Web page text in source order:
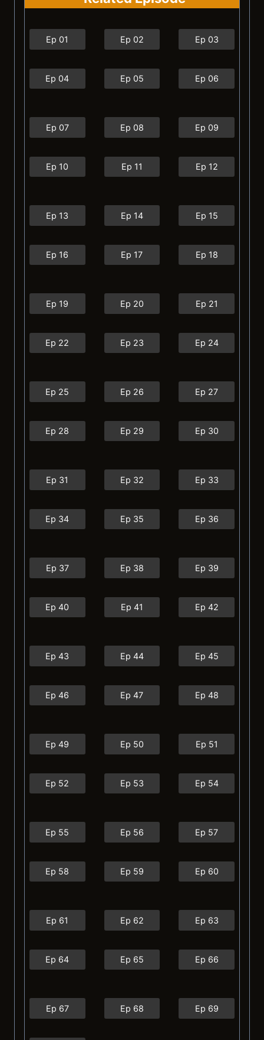
Ep 01 Ep 02 Ep 03
Ep 04 Ep 05 Ep 06
Ep 07 Ep 08 Ep 09
Ep 10 Ep 11 Ep 12
Ep 13 Ep 14 Ep 15
Ep 16 Ep 17 Ep 18
Ep 19 Ep 20 Ep 21
Ep 22 Ep 23 Ep 24
Ep 25 Ep 26 Ep 27
Ep 28 Ep 29 Ep 30
Ep 31 Ep 32 Ep 33
Ep 34 Ep 35 Ep 36
Ep 37 Ep 38 Ep 39
Ep 40 Ep 41 Ep 42
Ep 43 Ep 44 Ep 45
Ep 46 Ep 47 Ep 48
Ep 49 Ep 50 Ep 51
Ep 52 Ep 53 Ep 54
Ep 55 Ep 56 Ep 57
Ep 58 Ep 59 Ep 60
Ep 61 Ep 62 Ep 63
Ep 64 Ep 65 Ep 66
Ep 67 Ep 68 Ep 69